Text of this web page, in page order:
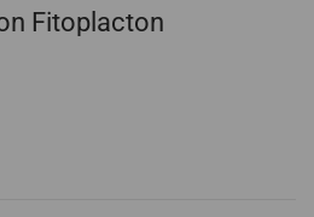
Fitoplacton